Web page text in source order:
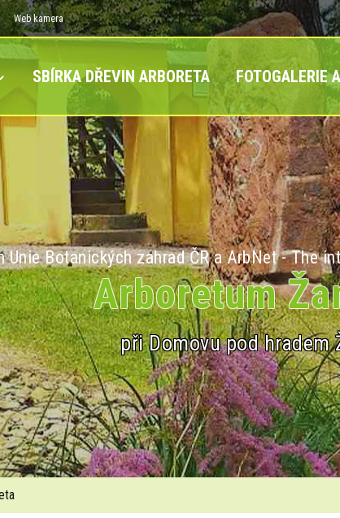
Web kamera
SBÍRKA DŘEVIN ARBORETA FOTOGALERIE
Unie Botanických zahrad ČR a ArbNet - The
Arboretum
při Domovu pod hradem